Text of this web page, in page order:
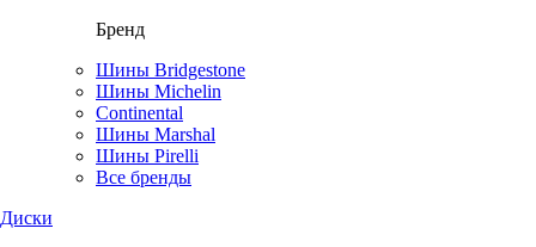
Бренд
Шины Bridgestone
Шины Michelin
Continental
Шины Marshal
Шины Pirelli
Все бренды
Диски